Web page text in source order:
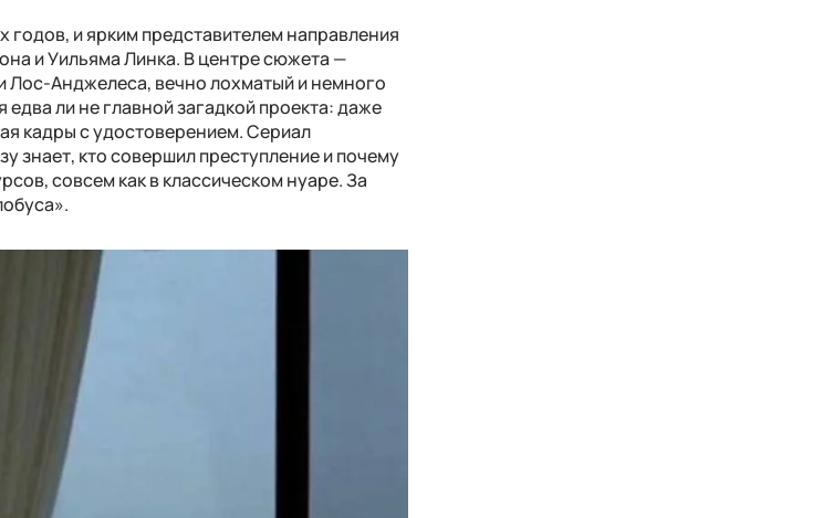
годов, и ярким представителем направления
и Уильяма Линка. В центре сюжета —
Лос-Анджелеса, вечно лохматый и немного
ли не главной загадкой проекта: даже
кадры с удостоверением. Сериал
знает, кто совершил преступление и почему
совсем как в классическом нуаре. За